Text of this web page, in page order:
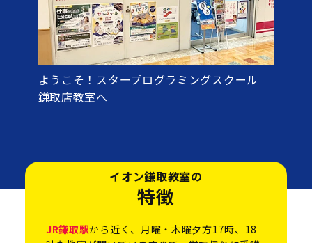
ようこそ！スタープログラミングスクール
鎌取店教室へ
イオン鎌取教室の
特徴
JR鎌取駅から近く、月曜・木曜夕方17時、18